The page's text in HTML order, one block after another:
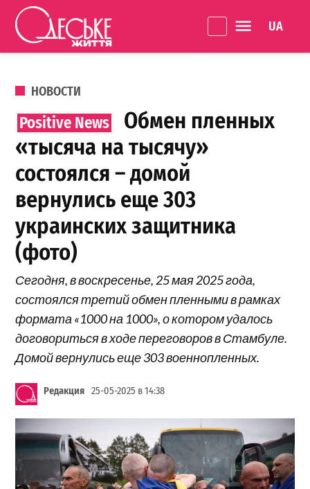
Перейти к содержанию
життя
ОПУБЛИКОВАНО В
НОВОСТИ
Обмен пленных
«тысяча на тысячу»
состоялся – домой
вернулись еще 303
украинских защитника
(фото)
Сегодня, в воскресенье, 25 мая 2025 года,
состоялся третий обмен пленными в рамках
формата «1000 на 1000», о котором удалось
договориться в ходе переговоров в Стамбуле.
Домой вернулись еще 303 военнопленных.
Редакция 25-05-2025 в 14:38